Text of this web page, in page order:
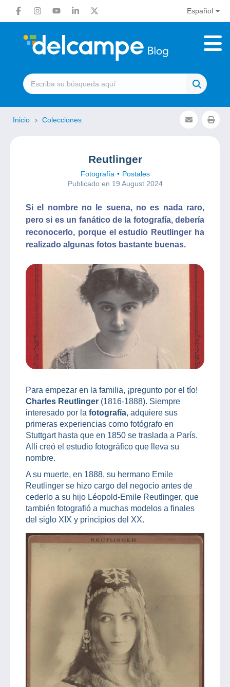
Español
Inicio Colecciones
Reutlinger
Fotografía
Postales
Publicado en 19 August 2024
Si el nombre no le suena, no es nada raro,
pero si es un fanático de la fotografía, debería
reconocerlo, porque el estudio Reutlinger ha
realizado algunas fotos bastante buenas.
Para empezar en la familia, ¡pregunto por el tío!
Charles Reutlinger (1816-1888). Siempre
interesado por la fotografía, adquiere sus
primeras experiencias como fotógrafo en
Stuttgart hasta que en 1850 se traslada a París.
Allí creó el estudio fotográfico que lleva su
nombre.
A su muerte, en 1888, su hermano Emile
Reutlinger se hizo cargo del negocio antes de
cederlo a su hijo Léopold-Emile Reutlinger, que
también fotografió a muchas modelos a finales
del siglo XIX y principios del XX.